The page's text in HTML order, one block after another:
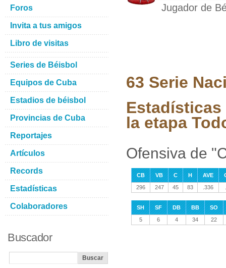
Jugador de
63 Serie
Estadísticas
la etapa
Ofensiva de
CB VB C H AVE
296
247 45 83 .336
SH SF DB BB
SO
5
6 4 34 22
Foros
Invita a tus amigos
Libro de visitas
Series de Béisbol
Equipos de Cuba
Estadios de béisbol
Provincias de Cuba
Reportajes
Artículos
Records
Estadísticas
Colaboradores
Buscador